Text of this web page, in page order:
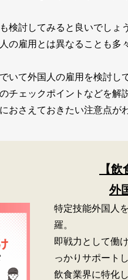
検討してみると良いでしょう
の雇用とは異なることも多
いて外国人の雇用を検討し
チェックポイントなどを解
おさえておきたい注意点が
【
外
特定技能外国人
羅。
即戦力として働
っかりサポートし
飲食業界に特化